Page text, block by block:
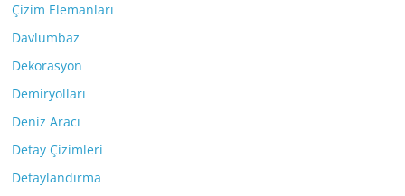
Çizim Elemanları
Davlumbaz
Dekorasyon
Demiryolları
Deniz Aracı
Detay Çizimleri
Detaylandırma